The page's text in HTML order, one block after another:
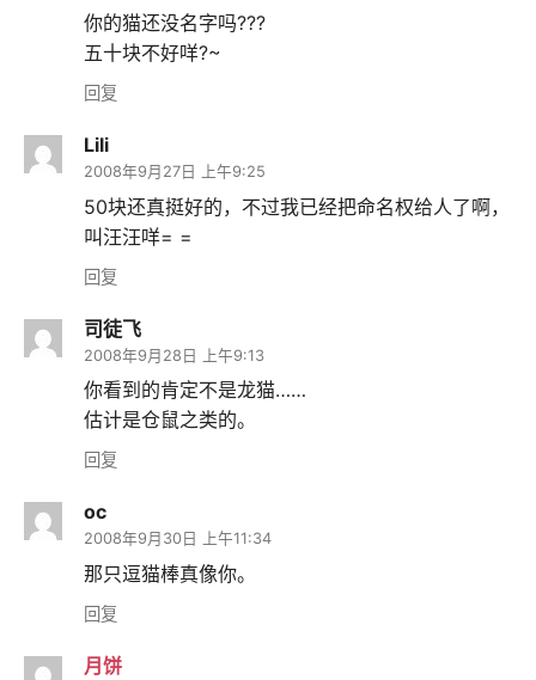
你的猫还没名字吗???
五十块不好咩?~
回复
Lili
2008年9月27日 上午9:25
50块还真挺好的，不过我已经把命名权给人了啊，
叫汪汪咩= =
回复
司徒飞
2008年9月28日 上午9:13
你看到的肯定不是龙猫……
估计是仓鼠之类的。
回复
oc
2008年9月30日 上午11:34
那只逗猫棒真像你。
回复
月饼